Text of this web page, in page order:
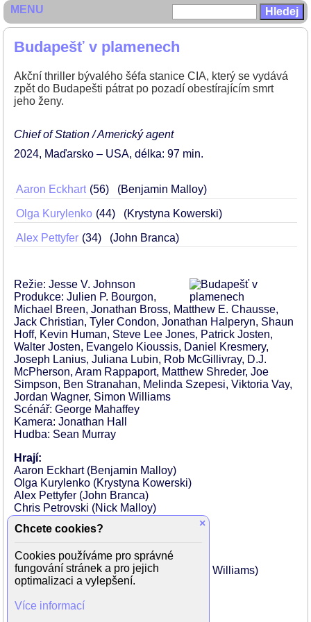
Budapešť v plamenech
Akční thriller bývalého šéfa stanice CIA, který se vydává
zpět do Budapešti pátrat po pozadí obestírajícím smrt
jeho ženy.
Chief of Station / Americký agent
2024 Maďarsko – USA délka: 97 min
Aaron Eckhart 56 (Benjamin Malloy)
Olga Kurylenko 44 (Krystyna Kowerski)
Alex Pettyfer 34 (John Branca)
Režie: Jesse V. Johnson
Produkce: Julien P. Bourgon,
Michael Breen, Jonathan Bross, Matthew E. Chausse,
Jack Christian, Tyler Condon, Jonathan Halperyn, Shaun
Hoff, Kevin Human, Steve Lee Jones, Patrick Josten,
Walter Josten, Evangelo Kioussis, Daniel Kresmery,
Joseph Lanius, Juliana Lubin, Rob McGillivray, D.J.
McPherson, Aram Rappaport, Matthew Shreder, Joe
Simpson, Ben Stranahan, Melinda Szepesi, Viktoria Vay,
Jordan Wagner, Simon Williams
Scénář: George Mahaffey
Kamera: Jonathan Hall
Hudba: Sean Murray
Hrají:
Aaron Eckhart (Benjamin Malloy)
Olga Kurylenko (Krystyna Kowerski)
Alex Pettyfer (John Branca)
Chris Petrovski (Nick Malloy)
Nick Moran (Evgeny Khalikov)
Nina Bergman (Hitchens)
James Faulkner (Deputy Director Austin Williams)
Jonathan Ajayi (Desmond Jackson)
Isobel Wood (Veronique)
MENU
×
Chcete cookies?
Cookies používáme pro správné
fungování stránek a pro jejich
optimalizaci a vylepšení.
Více informací